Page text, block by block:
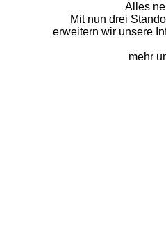
Alles
Mit nun drei
erweitern wir unsere
mehr